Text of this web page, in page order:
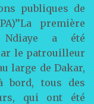
publiques de
première
Ndiaye a été
le patrouilleur
large de Dakar,
bord, tous des
qui ont été